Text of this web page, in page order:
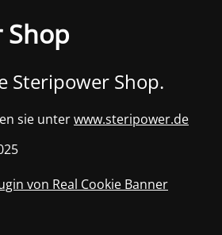
Steripower Shop.
sie unterwww.steripower.de
von Real Cookie Banner